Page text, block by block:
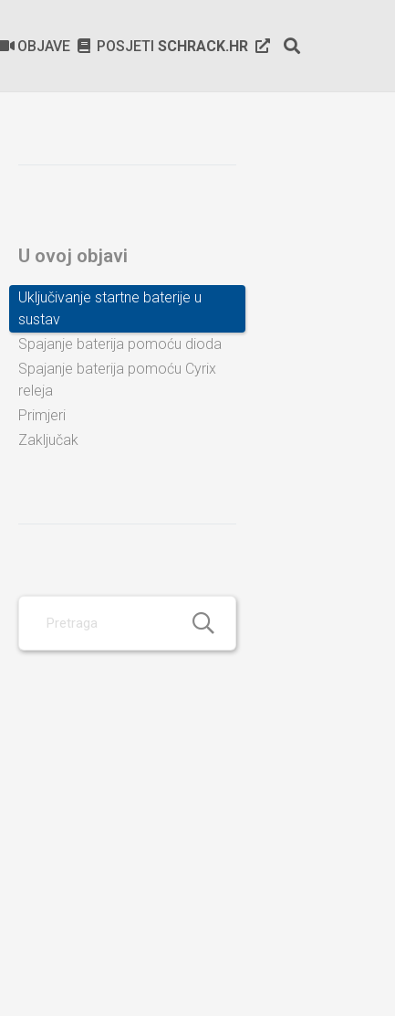
OBJAVE POSJETI SCHRACK.HR
U ovoj objavi
Uključivanje startne baterije u
sustav
Spajanje baterija pomoću dioda
Spajanje baterija pomoću Cyrix
releja
Primjeri
Zaključak